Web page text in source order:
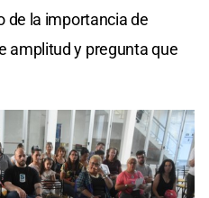
de la importancia de
amplitud y pregunta que